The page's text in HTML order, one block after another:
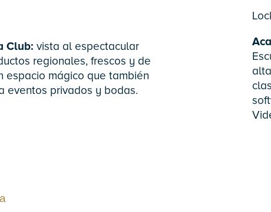
Club: vista al espectacular
regionales, frescos y de
espacio mágico que también
eventos privados y bodas.